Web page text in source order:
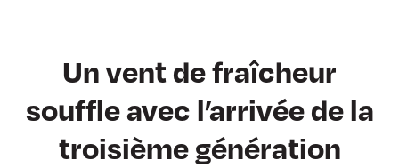
Un vent de fraîcheur
souffle avec l’arrivée de la
troisième génération